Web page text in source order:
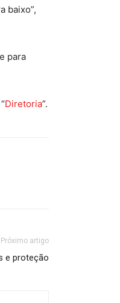
baixo”,
para
Diretoria”.
Próximo artigo
e proteção